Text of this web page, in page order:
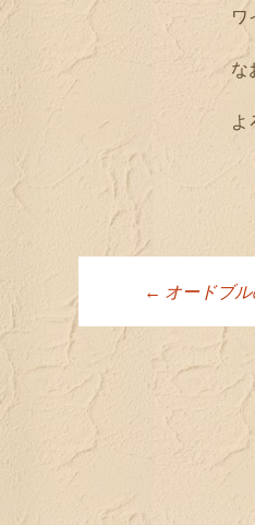
ワ
な
よ
投稿ナ
← オードブ